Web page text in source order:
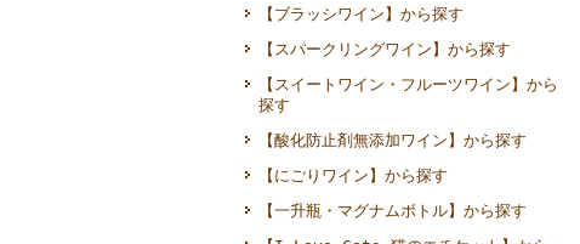
【ブラッシワイン】から探す
【スパークリングワイン】から探す
【スイートワイン・フルーツワイン】から
探す
【酸化防止剤無添加ワイン】から探す
【にごりワイン】から探す
【一升瓶・マグナムボトル】から探す